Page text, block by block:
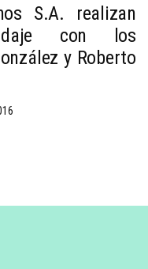
S.A. realizan
con los
y Roberto